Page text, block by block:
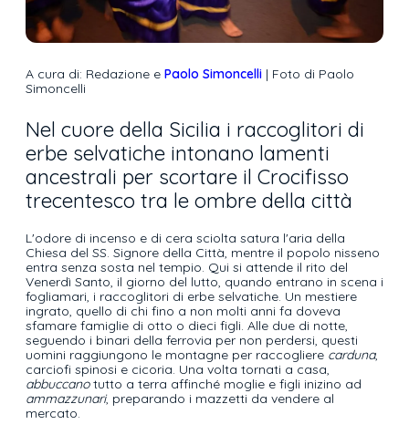
A cura di: Redazione e Paolo Simoncelli | Foto di Paolo
Simoncelli
Nel cuore della Sicilia i raccoglitori di
erbe selvatiche intonano lamenti
ancestrali per scortare il Crocifisso
trecentesco tra le ombre della città
L'odore di incenso e di cera sciolta satura l'aria della
Chiesa del SS. Signore della Città, mentre il popolo nisseno
entra senza sosta nel tempio. Qui si attende il rito del
Venerdì Santo, il giorno del lutto, quando entrano in scena i
fogliamari, i raccoglitori di erbe selvatiche. Un mestiere
ingrato, quello di chi fino a non molti anni fa doveva
sfamare famiglie di otto o dieci figli. Alle due di notte,
seguendo i binari della ferrovia per non perdersi, questi
uomini raggiungono le montagne per raccogliere carduna,
carciofi spinosi e cicoria. Una volta tornati a casa,
abbuccanotutto a terra affinché moglie e figli inizino ad
ammazzunari, preparando i mazzetti da vendere al
mercato.